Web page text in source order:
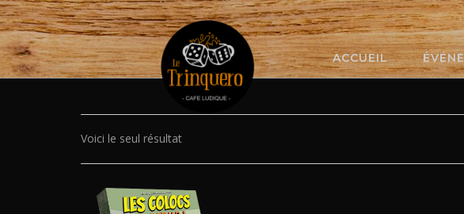
Skip
to
content
ACCUEIL
Voici le seul résultat